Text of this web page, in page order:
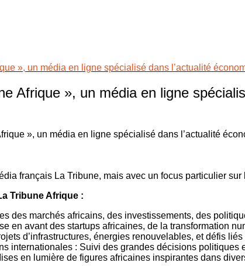
», un média en ligne spécialisé dans l’actualité
Afrique », un média en ligne
français La Tribune, mais avec un focus particulier
Tribune Afrique :
des marchés africains, des investissements, des
en avant des startups africaines, de la transformation
d’infrastructures, énergies renouvelables, et défis liés
internationales : Suivi des grandes décisions politiques
en lumière de figures africaines inspirantes dans